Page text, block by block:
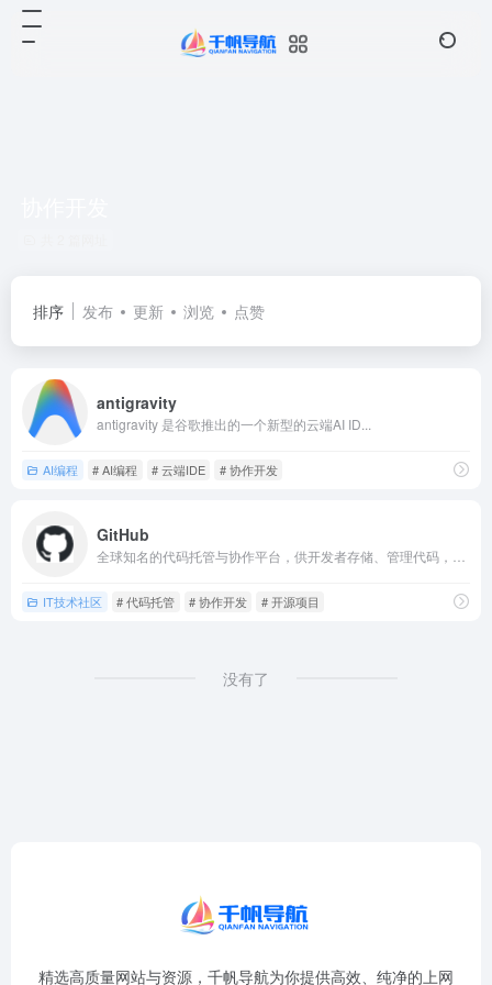
排序 发布 更新 浏览 点赞
antigravity
antigravity 是谷歌推出的一个新型的云端AI ID...
AI编程 # AI编程 # 云端IDE # 协作开发
GitHub
IT技术社区 # 代码托管 # 协作开发 # 开源项目
没有了
精选高质量网站与资源，千帆导航为你提供高效、纯净的上网